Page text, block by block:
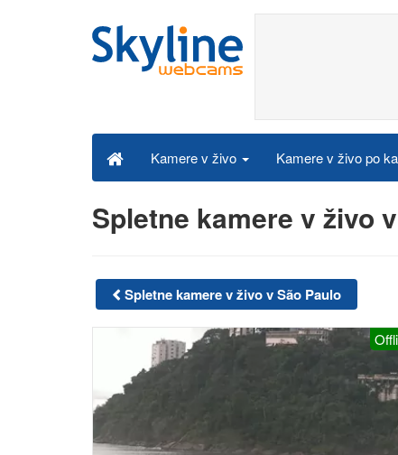
Kamere v živo Kamere v živo po
Spletne kamere v živo
Spletne kamere v živo v São Paulo